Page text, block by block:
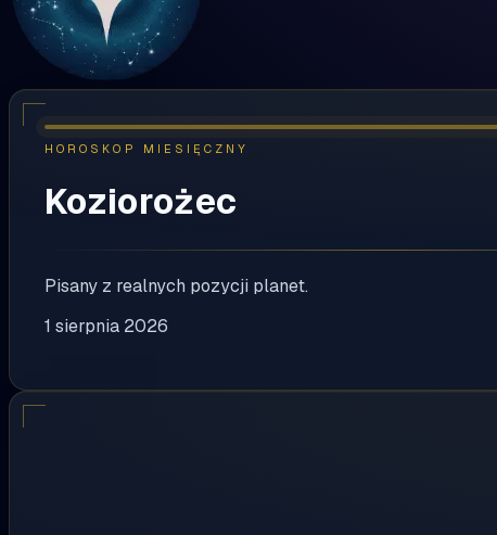
HOROSKOP MIESIĘCZNY
Koziorożec
Pisany z realnych pozycji planet.
1 sierpnia 2026